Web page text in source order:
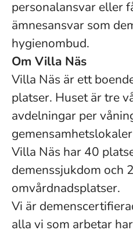
personalansvar eller
ämnesansvar som
hygienombud.
Om Villa Näs
Villa Näs är ett
platser. Huset är tre
avdelningar per
Villa Näs har 40
demenssjukdom och
omvårdnadsplatser.
Vi är
alla vi som arbetar